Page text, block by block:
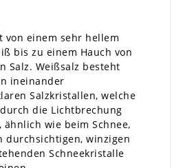
von einem sehr hellem
bis zu einem Hauch von
Salz. Weißsalz besteht
ineinander
Salzkristallen, welche
die Lichtbrechung
wie beim Schnee,
durchsichtigen, winzigen
Schneekristalle